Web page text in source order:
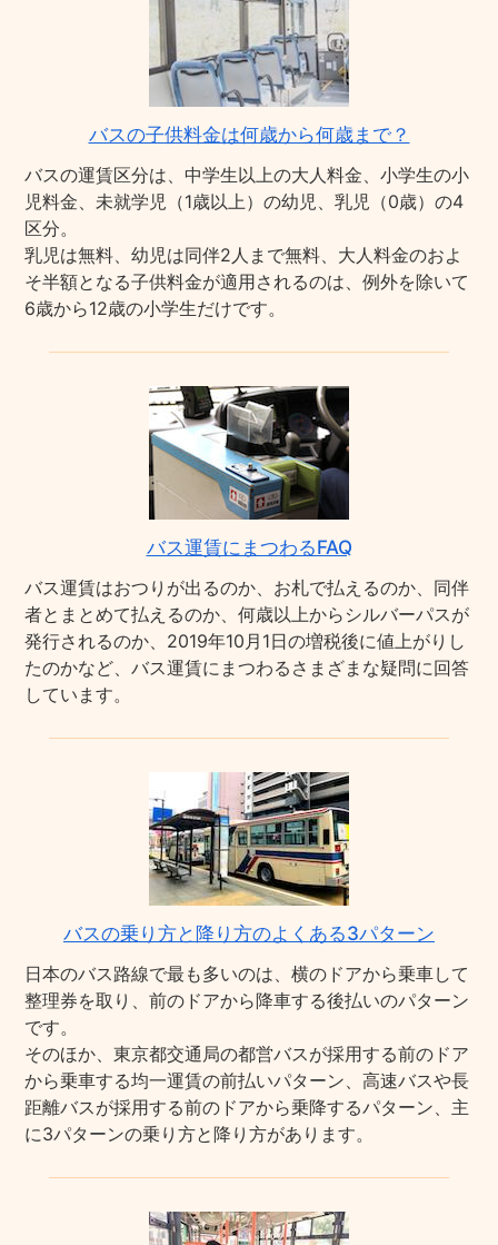
バスの子供料金は何歳から何歳まで？
バスの運賃区分は、中学生以上の大人料金、小学生の小
児料金、未就学児（1歳以上）の幼児、乳児（0歳）の4
区分。
乳児は無料、幼児は同伴2人まで無料、大人料金のおよ
そ半額となる子供料金が適用されるのは、例外を除いて
6歳から12歳の小学生だけです。
バス運賃にまつわるFAQ
バス運賃はおつりが出るのか、お札で払えるのか、同伴
者とまとめて払えるのか、何歳以上からシルバーパスが
発行されるのか、2019年10月1日の増税後に値上がりし
たのかなど、バス運賃にまつわるさまざまな疑問に回答
しています。
バスの乗り方と降り方のよくある3パターン
日本のバス路線で最も多いのは、横のドアから乗車して
整理券を取り、前のドアから降車する後払いのパターン
です。
そのほか、東京都交通局の都営バスが採用する前のドア
から乗車する均一運賃の前払いパターン、高速バスや長
距離バスが採用する前のドアから乗降するパターン、主
に3パターンの乗り方と降り方があります。